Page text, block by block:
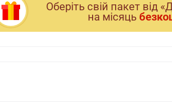
Оберiть свiй пакет вiд
на мiсяць